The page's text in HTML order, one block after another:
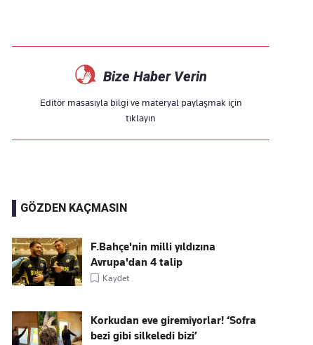
Bize Haber Verin
Editör masasıyla bilgi ve materyal paylaşmak için
tıklayın
GÖZDEN KAÇMASIN
F.Bahçe'nin milli yıldızına
Avrupa'dan 4 talip
Kaydet
Korkudan eve giremiyorlar! ‘Sofra
bezi gibi silkeledi bizi’